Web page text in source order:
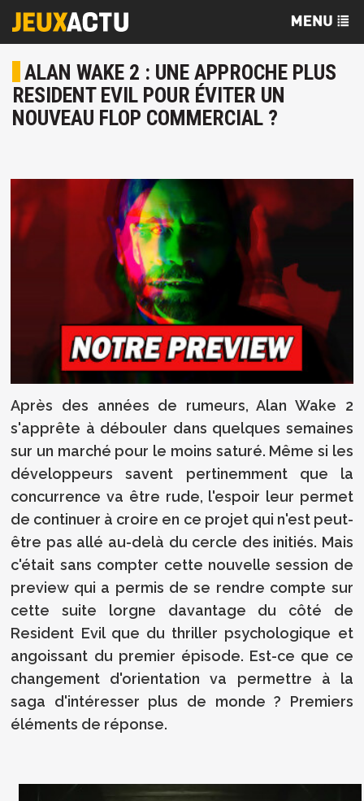
ALAN WAKE 2 : UNE APPROCHE PLUS
RESIDENT EVIL POUR ÉVITER UN
NOUVEAU FLOP COMMERCIAL ?
Après des années de rumeurs, Alan Wake 2
s'apprête à débouler dans quelques semaines
sur un marché pour le moins saturé. Même si les
développeurs savent pertinemment que la
concurrence va être rude, l'espoir leur permet
de continuer à croire en ce projet qui n'est peut-
être pas allé au-delà du cercle des initiés. Mais
c'était sans compter cette nouvelle session de
preview qui a permis de se rendre compte sur
cette suite lorgne davantage du côté de
Resident Evil que du thriller psychologique et
angoissant du premier épisode. Est-ce que ce
changement d'orientation va permettre à la
saga d'intéresser plus de monde ? Premiers
éléments de réponse.